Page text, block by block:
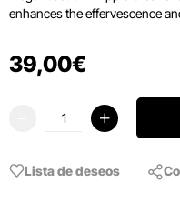
enhances the effervescence
39,00€
Lista de deseos